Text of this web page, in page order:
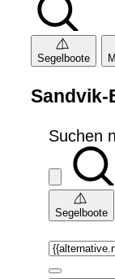
Segelboote
Sandvik-
Suchen
Segelboote